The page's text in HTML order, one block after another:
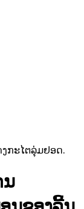
ກະໄຕລຸ່ມຢອດ.
ນ